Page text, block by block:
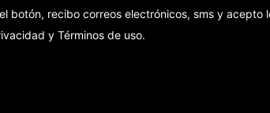
botón, recibo correos electrónicos, sms y acepto
y Términos de uso.